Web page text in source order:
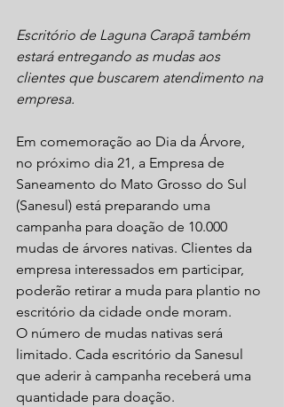
Escritório de Laguna Carapã também
estará entregando as mudas aos
clientes que buscarem atendimento na
empresa.
Em comemoração ao Dia da Árvore,
no próximo dia 21, a Empresa de
Saneamento do Mato Grosso do Sul
(Sanesul) está preparando uma
campanha para doação de 10.000
mudas de árvores nativas. Clientes da
empresa interessados em participar,
poderão retirar a muda para plantio no
escritório da cidade onde moram.
O número de mudas nativas será
limitado. Cada escritório da Sanesul
que aderir à campanha receberá uma
quantidade para doação.